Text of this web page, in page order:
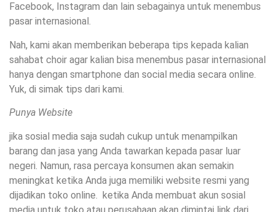
Facebook, Instagram dan lain sebagainya untuk menembus
pasar internasional.
Nah, kami akan memberikan beberapa tips kepada kalian
sahabat choir agar kalian bisa menembus pasar internasional
hanya dengan smartphone dan social media secara online.
Yuk, di simak tips dari kami.
Punya Website
jika sosial media saja sudah cukup untuk menampilkan
barang dan jasa yang Anda tawarkan kepada pasar luar
negeri. Namun, rasa percaya konsumen akan semakin
meningkat ketika Anda juga memiliki website resmi yang
dijadikan toko online. ketika Anda membuat akun sosial
media untuk toko atau perusahaan akan dimintai link dari